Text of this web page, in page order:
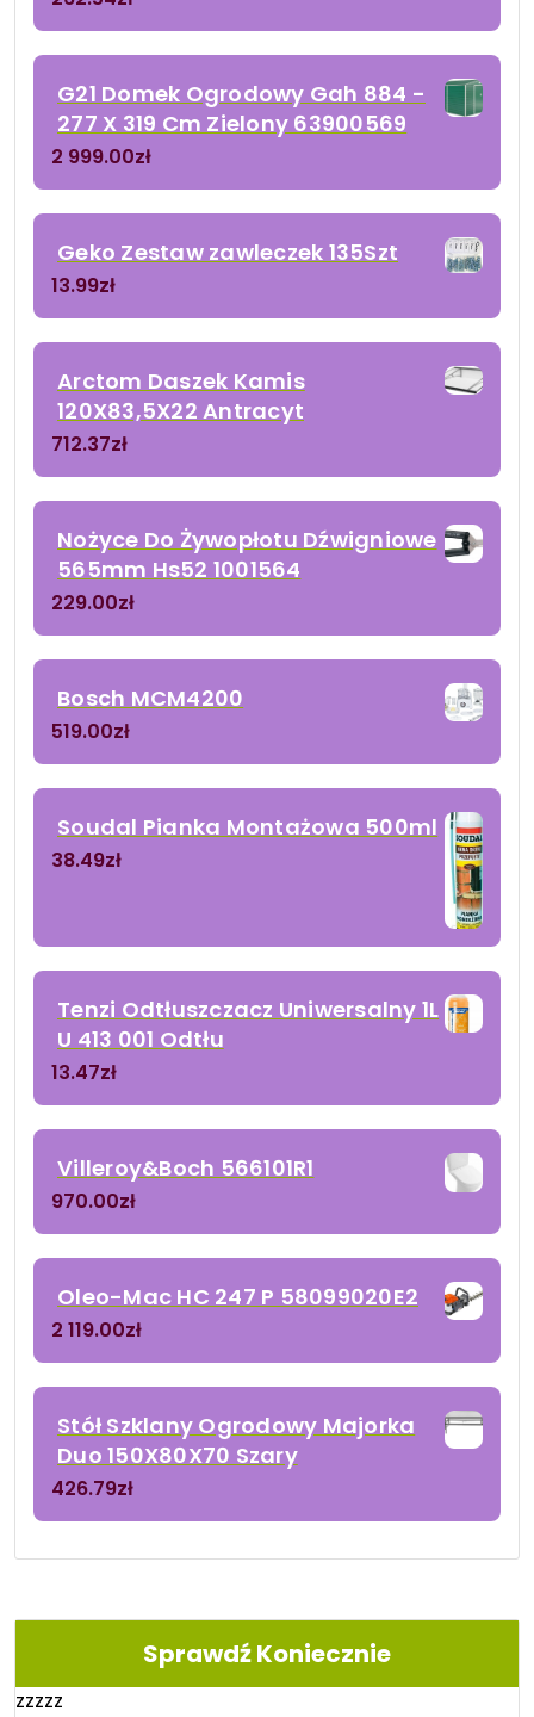
G21 Domek Ogrodowy Gah 884 -
277 X 319 Cm Zielony 63900569
2 999.00zł
Geko Zestaw zawleczek 135Szt
13.99zł
Arctom Daszek Kamis
120X83,5X22 Antracyt
712.37zł
Nożyce Do Żywopłotu Dźwigniowe
565mm Hs52 1001564
229.00zł
Bosch MCM4200
519.00zł
Soudal Pianka Montażowa 500ml
38.49zł
Tenzi Odtłuszczacz Uniwersalny 1L
U 413 001 Odtłu
13.47zł
Villeroy&Boch 566101R1
970.00zł
Oleo-Mac HC 247 P 58099020E2
2 119.00zł
Stół Szklany Ogrodowy Majorka
Duo 150X80X70 Szary
426.79zł
Sprawdź Koniecznie
zzzzz